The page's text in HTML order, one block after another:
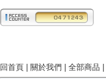
回首頁 關於我們 全部商品